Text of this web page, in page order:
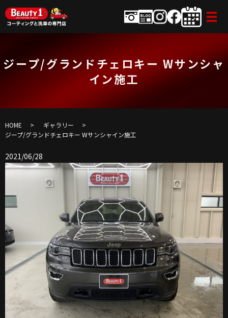
ジープ/グランドチェロキー Wサンシャ
イン施工
HOME
ギャラリー
ジープ/グランドチェロキー Wサンシャイン施工
2021/06/28